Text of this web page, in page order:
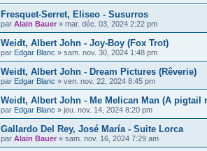
Fresquet-Serret, Eliseo - Susurros
par Alain Bauer » mar. déc. 03, 2024 2:22 pm
Weidt, Albert John - Joy-Boy (Fox Trot)
par Edgar Blanc » sam. nov. 30, 2024 1:48 pm
Weidt, Albert John - Dream Pictures (Rêverie)
par Edgar Blanc » ven. nov. 22, 2024 8:45 pm
Weidt, Albert John - Me Melican Man (A pigtail
par Edgar Blanc » jeu. nov. 14, 2024 8:20 pm
Gallardo Del Rey, José María - Suite Lorca
par Alain Bauer » sam. nov. 16, 2024 7:29 am